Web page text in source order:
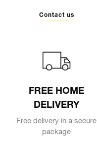
Contact us
FREE HOME
DELIVERY
Free delivery in a secure
package